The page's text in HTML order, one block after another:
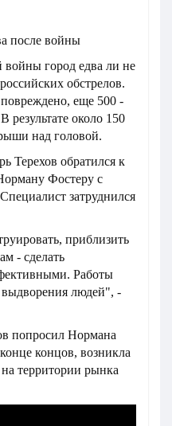
город едва ли не
обстрелов.
еще 500 -
результате около 150
над головой.
Терехов обратился к
Фостеру с
затруднился
приблизить
- сделать
Работы
выдворения людей", -
попросил Нормана
концов, возникла
территории рынка